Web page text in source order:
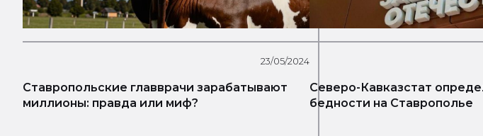
23/05/2024
Ставропольские главврачи зарабатывают
миллионы: правда или миф?
Северо-Кавказстат
бедности на Ставрополье